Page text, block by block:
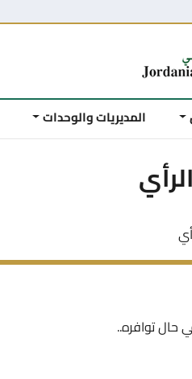
المديريات والوحدات
توافره..